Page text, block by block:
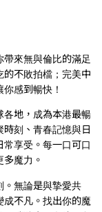
來無與倫比的滿足
不敗拍檔；完美中
感到暢快！
各地，成為本港最暢
刻、青春記憶與日
享受。每一口可口
魔力。
。無論是與摯愛共
不凡。找出你的魔